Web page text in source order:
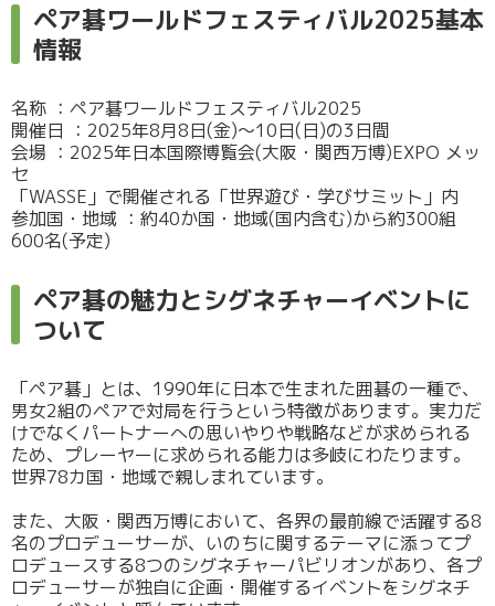
ペア碁ワールドフェスティバル2025基本
情報
名称 ：ペア碁ワールドフェスティバル2025
開催日 ：2025年8月8日(金)～10日(日)の3日間
会場 ：2025年日本国際博覧会(大阪・関西万博)EXPO メッ
セ
「WASSE」で開催される「世界遊び・学びサミット」内
参加国・地域 ：約40か国・地域(国内含む)から約300組
600名(予定)
ペア碁の魅力とシグネチャーイベントに
ついて
「ペア碁」とは、1990年に日本で生まれた囲碁の一種で、
男女2組のペアで対局を行うという特徴があります。実力だ
けでなくパートナーへの思いやりや戦略などが求められる
ため、プレーヤーに求められる能力は多岐にわたります。
世界78カ国・地域で親しまれています。
また、大阪・関西万博において、各界の最前線で活躍する8
名のプロデューサーが、いのちに関するテーマに添ってプ
ロデュースする8つのシグネチャーパビリオンがあり、各プ
ロデューサーが独自に企画・開催するイベントをシグネチ